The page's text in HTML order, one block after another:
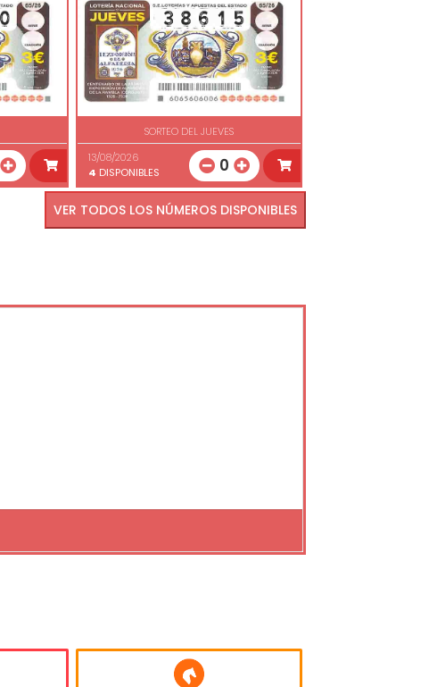
SORTEO DEL JUEVES
13/08/2026
4 DISPONIBLES 0
VER TODOS LOS NÚMEROS DISPONIBLES